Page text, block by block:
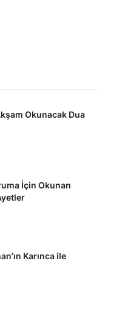
Okunacak Dua
İçin Okunan
Karınca ile